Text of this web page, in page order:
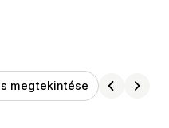
megtekintése